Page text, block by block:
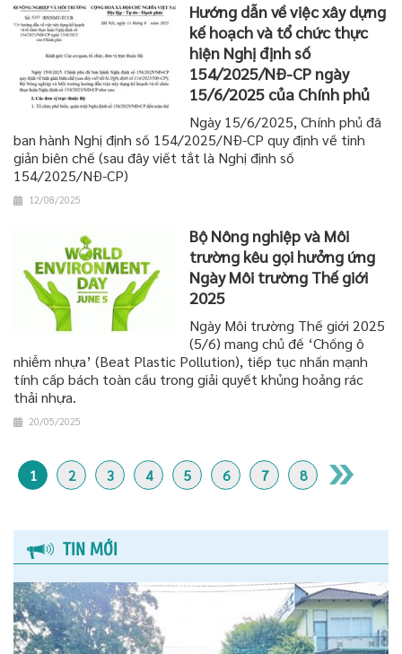
Hướng dẫn về việc xây dựng
kế hoạch và tổ chức thực
hiện Nghị định số
154/2025/NĐ-CP ngày
15/6/2025 của Chính phủ
Ngày 15/6/2025, Chính phủ đã
ban hành Nghị định số 154/2025/NĐ-CP quy định về tinh
giản biên chế (sau đây viết tắt là Nghị định số
154/2025/NĐ-CP)
12/08/2025
Bộ Nông nghiệp và Môi
trường kêu gọi hưởng ứng
Ngày Môi trường Thế giới
2025
Ngày Môi trường Thế giới 2025
(5/6) mang chủ đề ‘Chống ô
nhiễm nhựa’ (Beat Plastic Pollution), tiếp tục nhấn mạnh
tính cấp bách toàn cầu trong giải quyết khủng hoảng rác
thải nhựa.
20/05/2025
1 2 3 4 5 6 7 8
TIN MỚI